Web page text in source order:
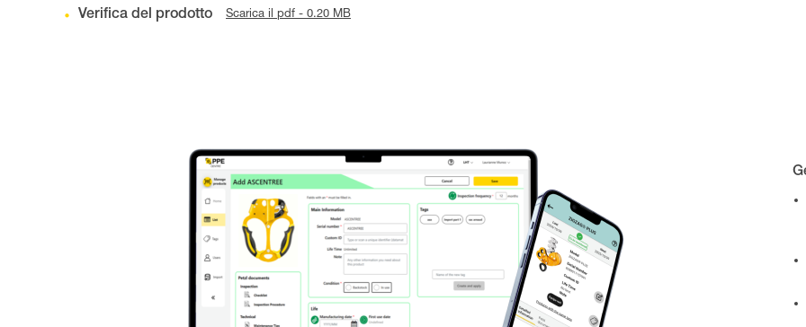
Verifica del prodotto Scarica il pdf - 0.20 MB